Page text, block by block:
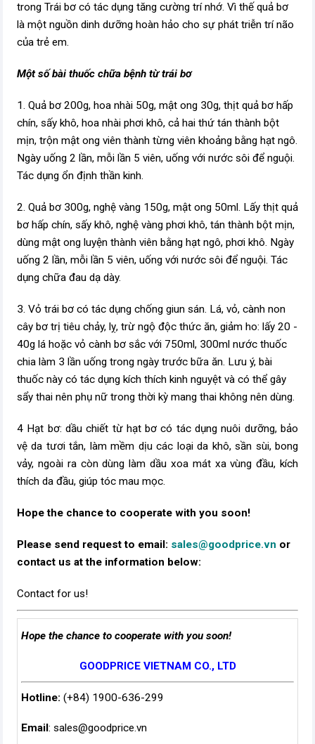
trong Trái bơ có tác dụng tăng cường trí nhớ. Vì thế quả bơ
là một nguồn dinh dưỡng hoàn hảo cho sự phát triễn trí não
của trẻ em.
Một số bài thuốc chữa bệnh từ trái bơ
1. Quả bơ 200g, hoa nhài 50g, mật ong 30g, thịt quả bơ hấp
chín, sấy khô, hoa nhài phơi khô, cả hai thứ tán thành bột
mịn, trộn mật ong viên thành từng viên khoảng bằng hạt ngô.
Ngày uống 2 lần, mỗi lần 5 viên, uống với nước sôi để nguội.
Tác dụng ổn định thần kinh.
2. Quả bơ 300g, nghệ vàng 150g, mật ong 50ml. Lấy thịt quả
bơ hấp chín, sấy khô, nghệ vàng phơi khô, tán thành bột mịn,
dùng mật ong luyện thành viên bằng hạt ngô, phơi khô. Ngày
uống 2 lần, mỗi lần 5 viên, uống với nước sôi để nguội. Tác
dụng chữa đau dạ dày.
3. Vỏ trái bơ có tác dụng chống giun sán. Lá, vỏ, cành non
cây bơ trị tiêu chảy, lỵ, trừ ngộ độc thức ăn, giảm ho: lấy 20 -
­40g lá hoặc vỏ cành bơ sắc với 750ml, 300ml nước thuốc
chia làm 3 lần uống trong ngày trước bữa ăn. Lưu ý, bài
thuốc này có tác dụng kích thích kinh nguyệt và có thể gây
sẩy thai nên phụ nữ trong thời kỳ mang thai không nên dùng.
4 Hạt bơ: dầu chiết từ hạt bơ có tác dụng nuôi dưỡng, bảo
vệ da tươi tắn, làm mềm dịu các loại da khô, sần sùi, bong
vảy, ngoài ra còn dùng làm dầu xoa mát xa vùng đầu, kích
thích da đầu, giúp tóc mau mọc.
Hope the chance to cooperate with you soon!
Please send request to email: sales@goodprice.vn or
contact us at the information below:​
Contact for us!
Hope the chance to cooperate with you soon!
GOODPRICE VIETNAM CO., LTD
Hotline: (+84) 1900-636-299
Email: sales@goodprice.vn